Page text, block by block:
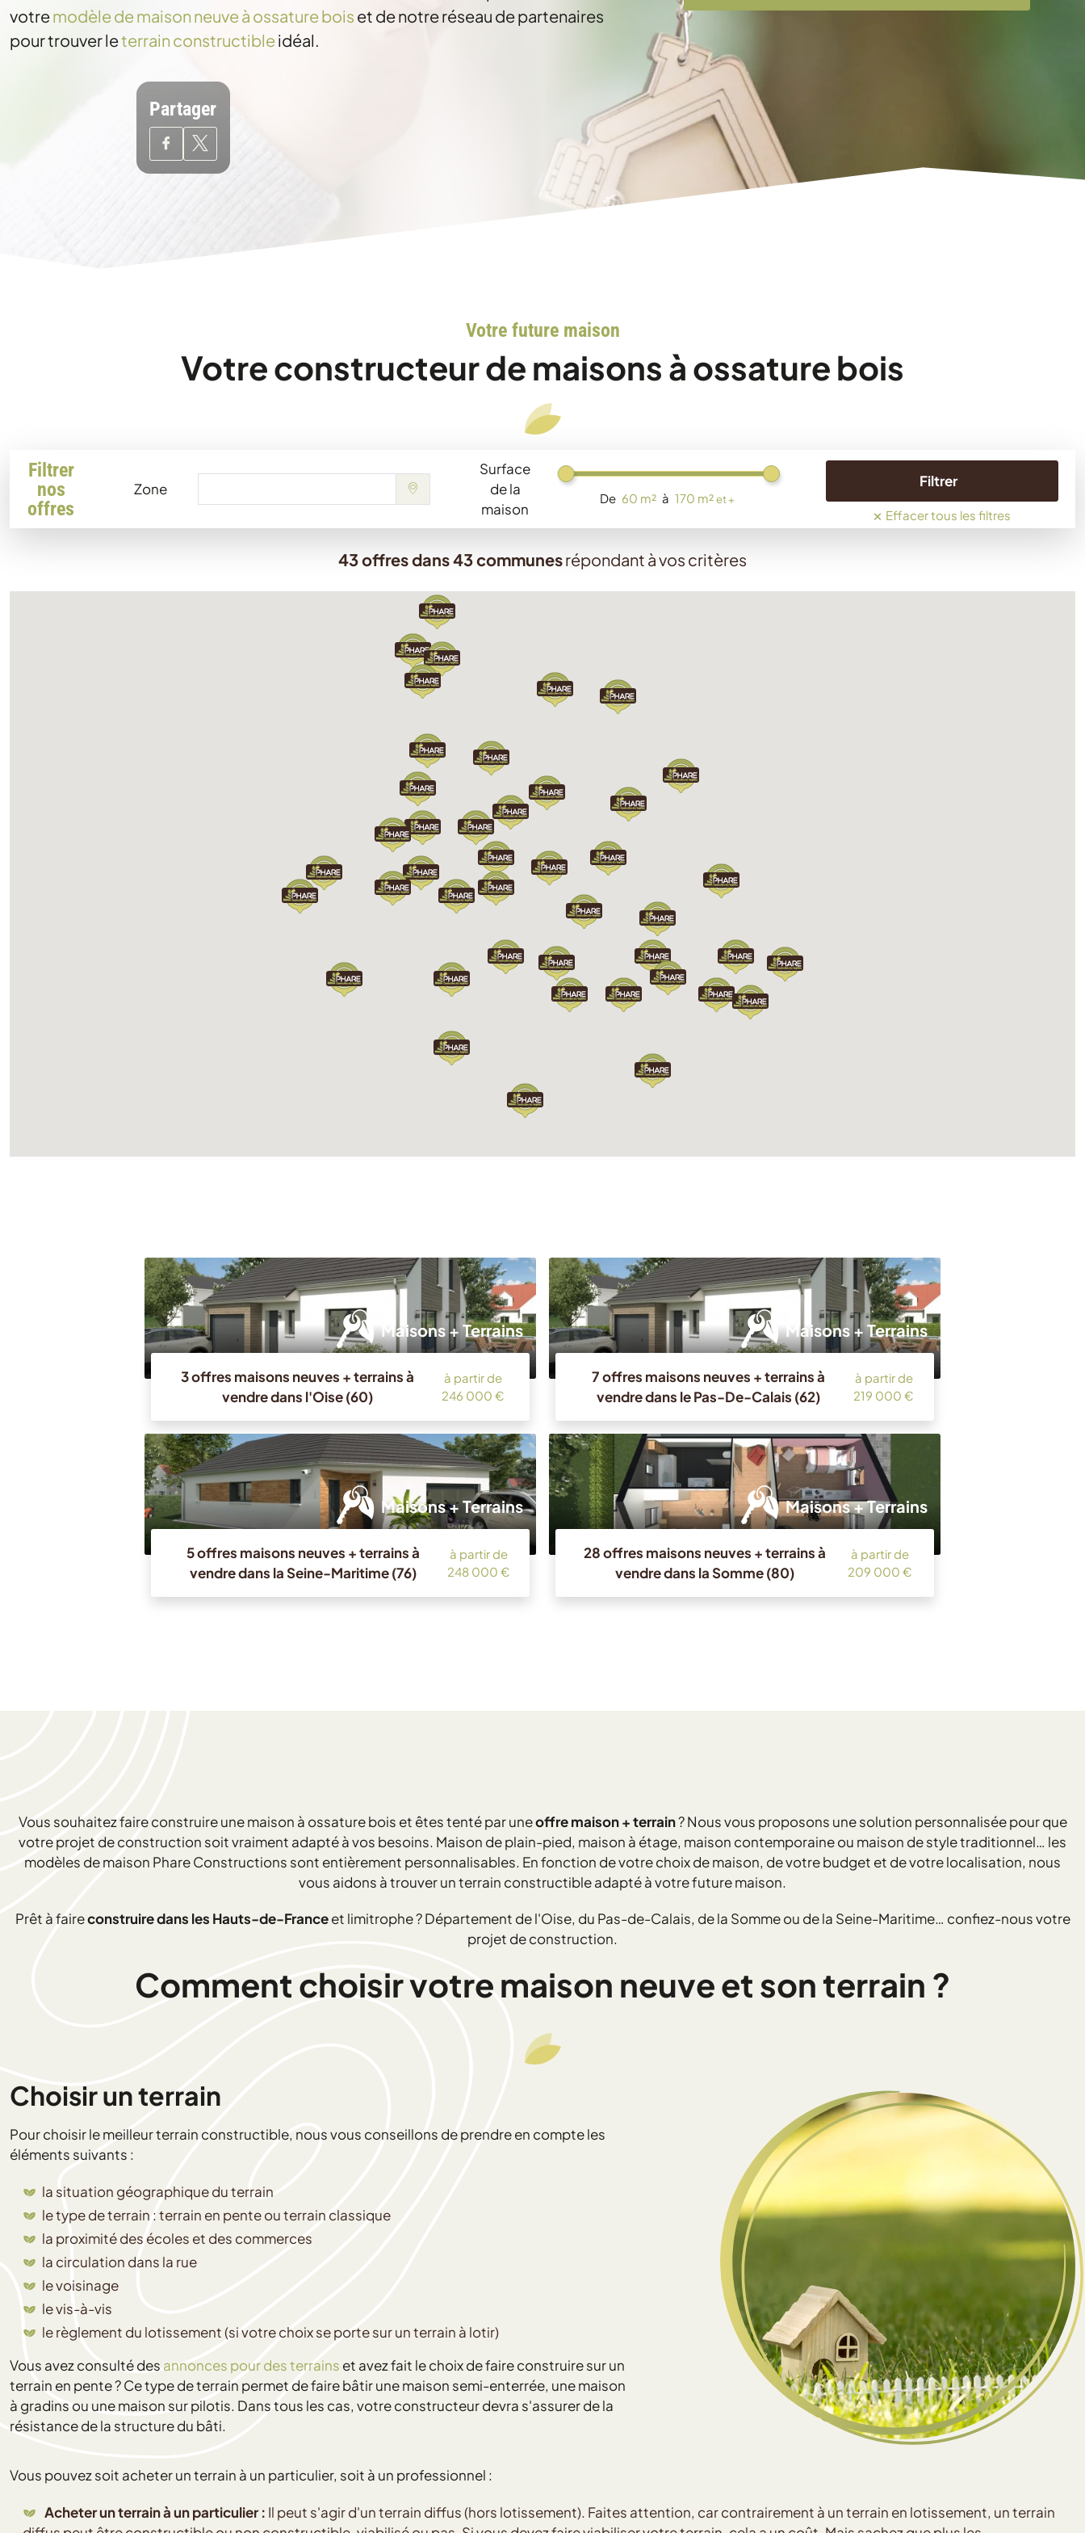
votremodèle de maison neuve à ossature bois et de notre réseau de partenaires
pour trouver leterrain constructibleidéal.
Partager
Votre future maison
Votre constructeur de maisons à ossature bois
Filtrer
nos
offres
Chargement...
Zone
Surface
de la
maison
De 60 m² à 170 m²et +
Filtrer
× Effacer tous les filtres
43 offres dans 43 communesrépondant à vos critères
Chargement...
Maisons + Terrains
3 offres maisons neuves + terrains à
vendre dans l'Oise (60)
à partir de
246 000 €
Maisons + Terrains
7 offres maisons neuves + terrains à
vendre dans le Pas-De-Calais (62)
à partir de
219 000 €
Maisons + Terrains
5 offres maisons neuves + terrains à
vendre dans la Seine-Maritime (76)
à partir de
248 000 €
Maisons + Terrains
28 offres maisons neuves + terrains à
vendre dans la Somme (80)
à partir de
209 000 €
Vous souhaitez faire construire une maison à ossature bois et êtes tenté par uneoffre maison + terrain? Nous vous proposons une solution personnalisée pour que
votre projet de construction soit vraiment adapté à vos besoins. Maison de plain-pied, maison à étage, maison contemporaine ou maison de style traditionnel… les
modèles de maison Phare Constructions sont entièrement personnalisables. En fonction de votre choix de maison, de votre budget et de votre localisation, nous
vous aidons à trouver un terrain constructible adapté à votre future maison.
Prêt à faireconstruire dans les Hauts-de-Franceet limitrophe ? Département de l'Oise, du Pas-de-Calais, de la Somme ou de la Seine-Maritime… confiez-nous votre
projet de construction.
Comment choisir votre maison neuve et son terrain ?
Choisir un terrain
Pour choisir le meilleur terrain constructible, nous vous conseillons de prendre en compte les
éléments suivants :
la situation géographique du terrain
le type de terrain : terrain en pente ou terrain classique
la proximité des écoles et des commerces
la circulation dans la rue
le voisinage
le vis-à-vis
le règlement du lotissement (si votre choix se porte sur un terrain à lotir)
Vous avez consulté des annonces pour des terrains et avez fait le choix de faire construire sur un
terrain en pente ? Ce type de terrain permet de faire bâtir une maison semi-enterrée, une maison
à gradins ou une maison sur pilotis. Dans tous les cas, votre constructeur devra s'assurer de la
résistance de la structure du bâti.
Vous pouvez soit acheter un terrain à un particulier, soit à un professionnel :
Acheter un terrain à un particulier : Il peut s'agir d'un terrain diffus (hors lotissement). Faites attention, car contrairement à un terrain en lotissement, un terrain